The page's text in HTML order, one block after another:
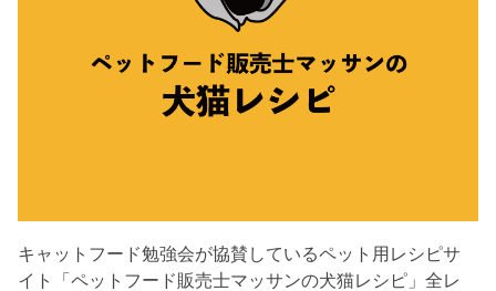
キャットフード勉強会が協賛しているペット用レシピサ
イト「ペットフード販売士マッサンの犬猫レシピ」全レ